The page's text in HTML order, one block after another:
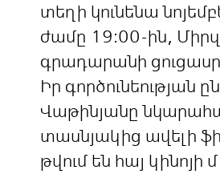
տեղի կունենա
ժամը 19։00-ին,
գրադարանի
Իր գործունեության
Վաթինյանը
տասնյակից ավելի
թվում են հայ կինոյի